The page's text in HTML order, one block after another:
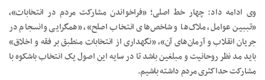
وی ادامه داد: چهار خط اصلی؛ «فراخواندن مشارکت مردم در انتخابات»،
«تببین عوامل، ملاک‌ها و شاخص‌های انتخاب اصلح»، «همگرایی وانسجام در
جریان انقلاب و آرمان‌های آن»، «نگهداری از انتخابات منطبق بر فقه و اخلاق»
باید مد نظر روحانیت و مبلغین باشد تا در سایه این اصول یک انتخاب باشکوه با
مشارکت حداکثری مردم داشته باشیم.